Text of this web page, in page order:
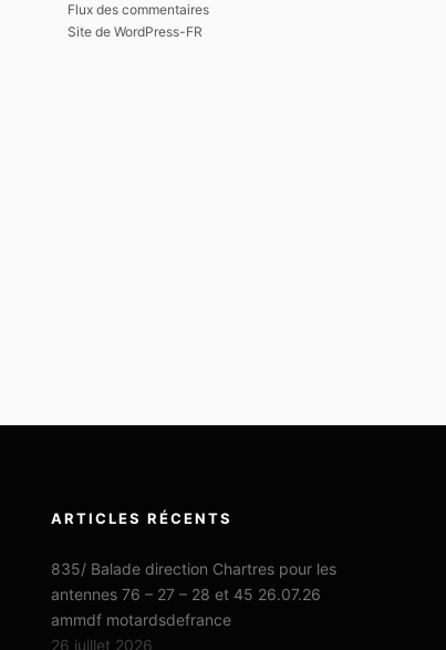
Flux des commentaires
Site de WordPress-FR
ARTICLES RÉCENTS
835/ Balade direction Chartres pour les
antennes 76 – 27 – 28 et 45 26.07.26
ammdf motardsdefrance
26 juillet 2026